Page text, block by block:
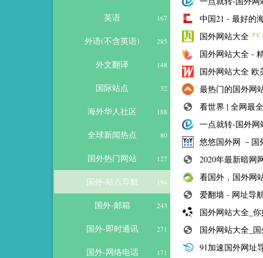
英语 167
外语(不含英语) 285
外文翻译 148
国际站点 32
海外华人社区 188
全球新闻热点 80
国外热门网站 127
国外-站点导航 194
国外-邮箱 243
国外-即时通讯 271
国外-网络电话 171
中国21 - 最好的
国外网站大全 3℃
国外网站大全 -
国外网站大全 欧
最热门的国外网
看世界 | 全网最
一点就转-国外网
悠悠国外网 －国
2020年最新暗
看国外，国外网
爱翻墙 - 网址导
国外网站大全_
国外网站大全_
91加速国外网址